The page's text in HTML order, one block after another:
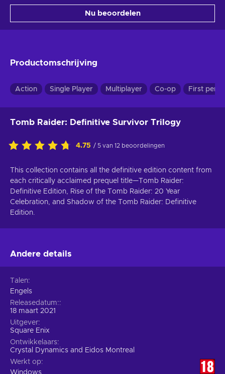
Nu beoordelen
Productomschrijving
Action Single Player Multiplayer Co-op First
Tomb Raider: Definitive Survivor Trilogy
4.75 / 5 van 12 beoordelingen
This collection contains all the definitive edition content from
each critically acclaimed prequel title—Tomb Raider:
Definitive Edition, Rise of the Tomb Raider: 20 Year
Celebration, and Shadow of the Tomb Raider: Definitive
Edition.
Andere details
Talen
Engels
Releasedatum:
18 maart 2021
Uitgever
Square Enix
Ontwikkelaars
Crystal Dynamics and Eidos Montreal
Werkt op
Windows